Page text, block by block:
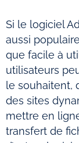
Si le logiciel
aussi
que facile à
utilisateurs
le souhaitent,
des sites
mettre en
transfert de